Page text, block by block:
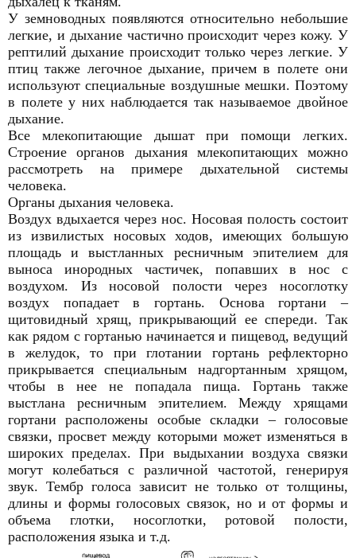
У земноводных появляются относительно небольшие
легкие, и дыхание частично происходит через кожу. У
рептилий дыхание происходит только через легкие. У
птиц также легочное дыхание, причем в полете они
используют специальные воздушные мешки. Поэтому
в полете у них наблюдается так называемое двойное
дыхание.
Все млекопитающие дышат при помощи легких.
Строение органов дыхания млекопитающих можно
рассмотреть на примере дыхательной системы
человека.
Органы дыхания человека.
Воздух вдыхается через нос. Носовая полость состоит
из извилистых носовых ходов, имеющих большую
площадь и выстланных ресничным эпителием для
выноса инородных частичек, попавших в нос с
воздухом. Из носовой полости через носоглотку
воздух попадает в гортань. Основа гортани –
щитовидный хрящ, прикрывающий ее спереди. Так
как рядом с гортанью начинается и пищевод, ведущий
в желудок, то при глотании гортань рефлекторно
прикрывается специальным надгортанным хрящом,
чтобы в нее не попадала пища. Гортань также
выстлана ресничным эпителием. Между хрящами
гортани расположены особые складки – голосовые
связки, просвет между которыми может изменяться в
широких пределах. При выдыхании воздуха связки
могут колебаться с различной частотой, генерируя
звук. Тембр голоса зависит не только от толщины,
длины и формы голосовых связок, но и от формы и
объема глотки, носоглотки, ротовой полости,
расположения языка и т.д.